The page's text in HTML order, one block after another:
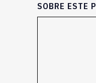
SOBRE ESTE